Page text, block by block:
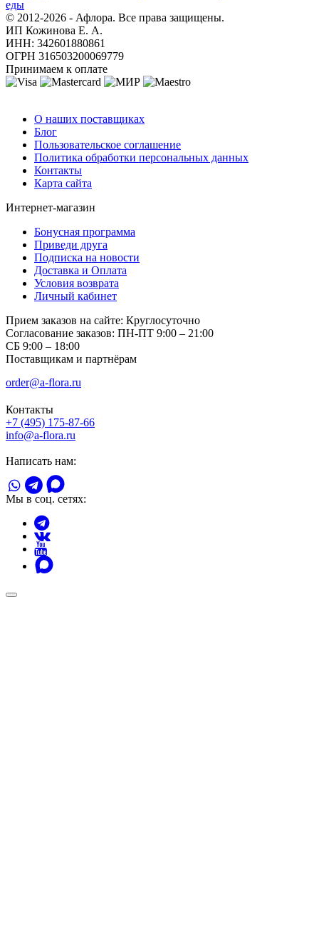
© 2012-2026 - Афлора. Все права защищены.
ИП Кожинова Е. А.
ИНН: 342601880861
ОГРН 316503200069779
Принимаем к оплате
О наших поставщиках
Блог
Пользовательское соглашение
Политика обработки персональных данных
Контакты
Карта сайта
Интернет-магазин
Бонусная программа
Приведи друга
Подписка на новости
Доставка и Оплата
Условия возврата
Личный кабинет
Прием заказов на сайте: Круглосуточно
Согласование заказов: ПН-ПТ 9:00 – 21:00
СБ 9:00 – 18:00
Поставщикам и партнёрам
order@a-flora.ru
Контакты
+7 (495) 175-87-66
info@a-flora.ru
Написать нам:
Мы в соц. сетях: